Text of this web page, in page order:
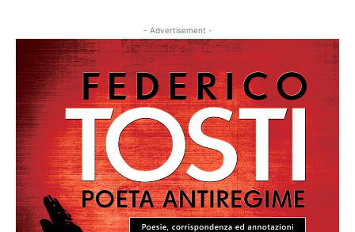
- Advertisement -